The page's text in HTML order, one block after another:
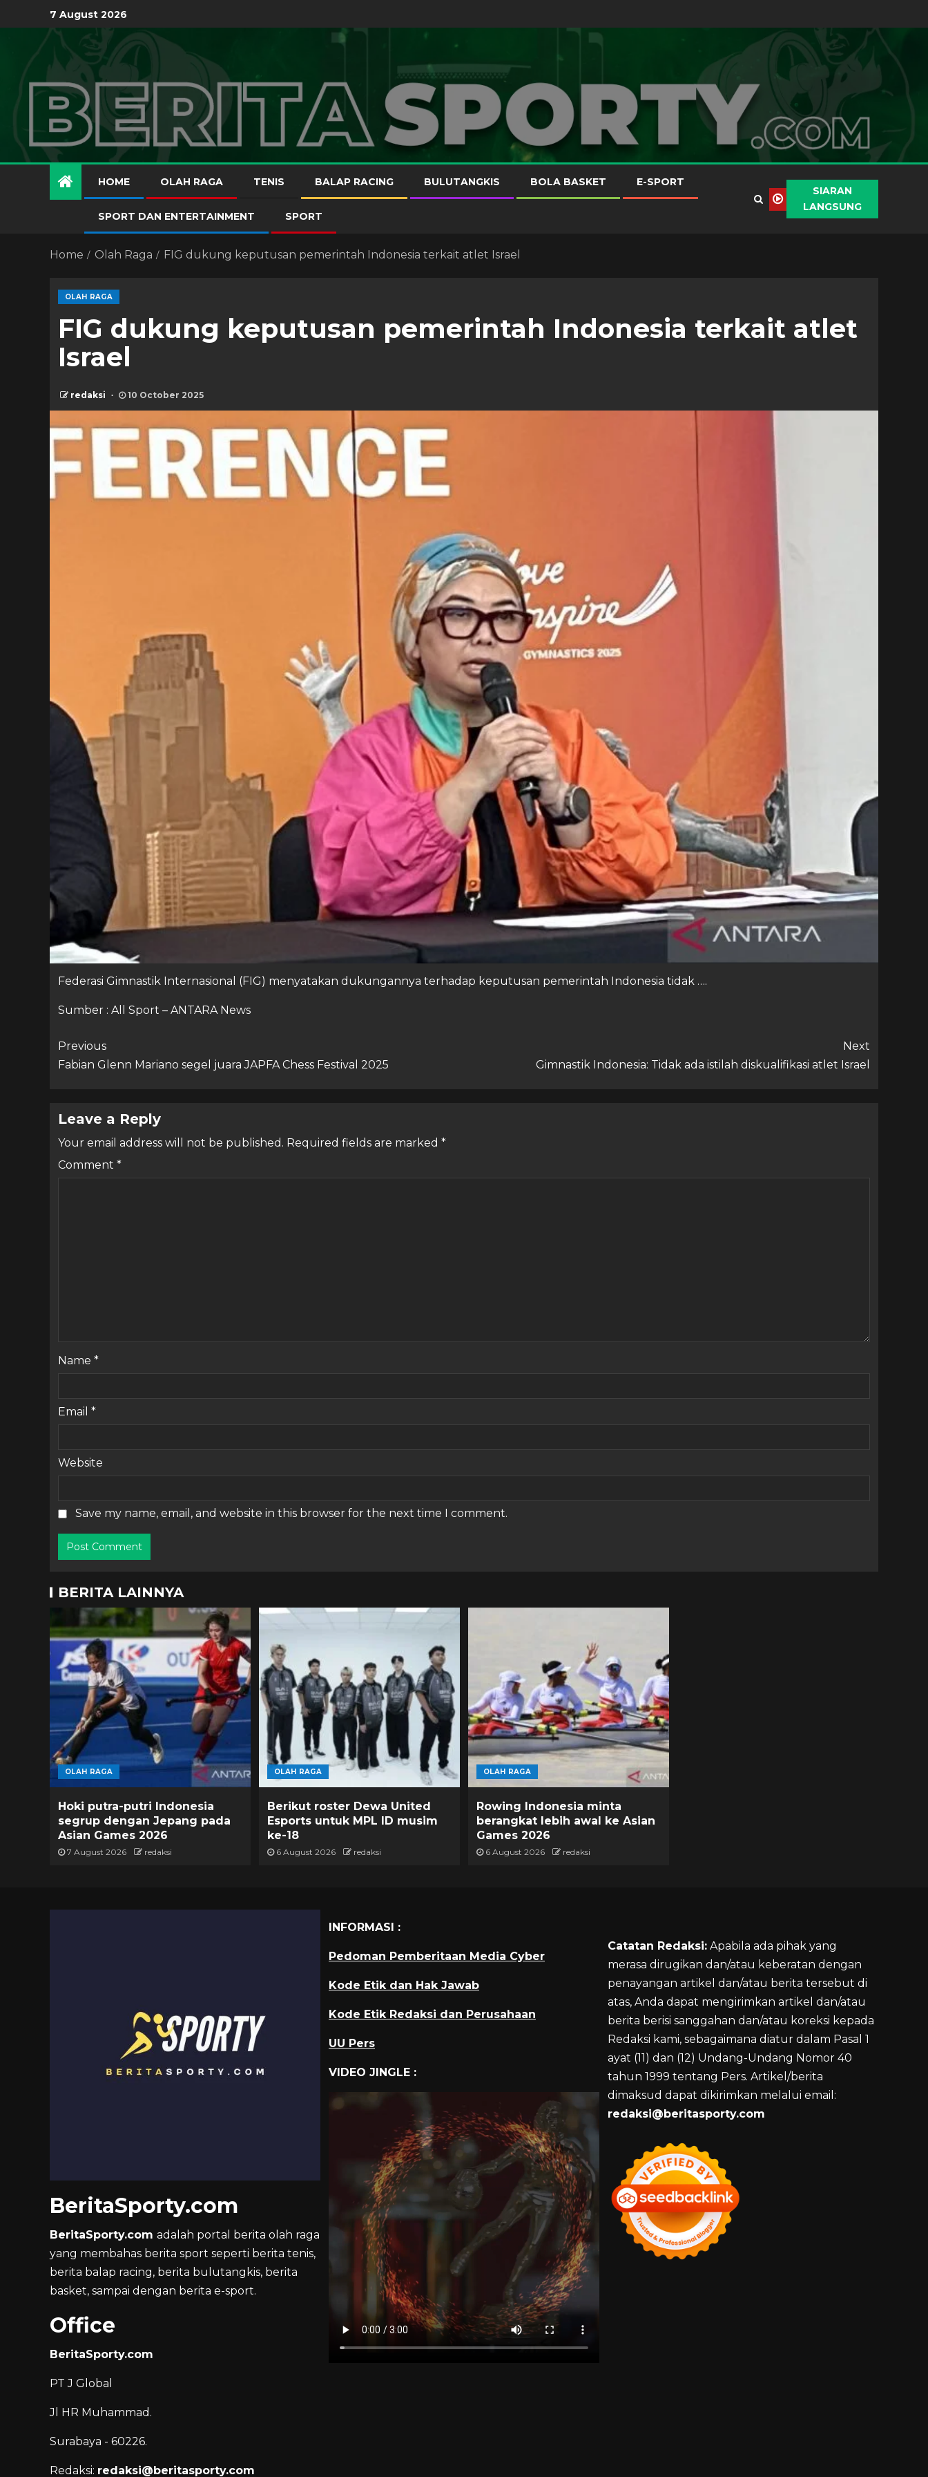
7 August 2026
HOME OLAH RAGA TENIS BALAP RACING BULUTANGKIS BOLA BASKET E-SPORT
SPORT DAN ENTERTAINMENT SPORT
SIARAN
LANGSUNG
Home Olah Raga FIG dukung keputusan pemerintah Indonesia terkait atlet Israel
OLAH RAGA
FIG dukung keputusan pemerintah Indonesia terkait atlet
Israel
redaksi 10 October 2025
Federasi Gimnastik Internasional (FIG) menyatakan dukungannya terhadap keputusan pemerintah Indonesia tidak ….
Sumber : All Sport – ANTARA News
Previous
Fabian Glenn Mariano segel juara JAPFA Chess Festival 2025
Next
Gimnastik Indonesia: Tidak ada istilah diskualifikasi atlet Israel
Leave a Reply
Your email address will not be published. Required fields are marked *
Comment *
Name *
Email *
Website
Save my name, email, and website in this browser for the next time I comment.
BERITA LAINNYA
OLAH RAGA
Hoki putra-putri Indonesia
segrup dengan Jepang pada
Asian Games 2026
7 August 2026 redaksi
OLAH RAGA
Berikut roster Dewa United
Esports untuk MPL ID musim
ke-18
6 August 2026 redaksi
OLAH RAGA
Rowing Indonesia minta
berangkat lebih awal ke Asian
Games 2026
6 August 2026 redaksi
BeritaSporty.com
BeritaSporty.com adalah portal berita olah raga
yang membahas berita sport seperti berita tenis,
berita balap racing, berita bulutangkis, berita
basket, sampai dengan berita e-sport.
Office
BeritaSporty.com
PT J Global
Jl HR Muhammad.
Surabaya - 60226.
Redaksi: redaksi@beritasporty.com
INFORMASI :
Pedoman Pemberitaan Media Cyber
Kode Etik dan Hak Jawab
Kode Etik Redaksi dan Perusahaan
UU Pers
VIDEO JINGLE :
Catatan Redaksi: Apabila ada pihak yang
merasa dirugikan dan/atau keberatan dengan
penayangan artikel dan/atau berita tersebut di
atas, Anda dapat mengirimkan artikel dan/atau
berita berisi sanggahan dan/atau koreksi kepada
Redaksi kami, sebagaimana diatur dalam Pasal 1
ayat (11) dan (12) Undang-Undang Nomor 40
tahun 1999 tentang Pers. Artikel/berita
dimaksud dapat dikirimkan melalui email:
redaksi@beritasporty.com